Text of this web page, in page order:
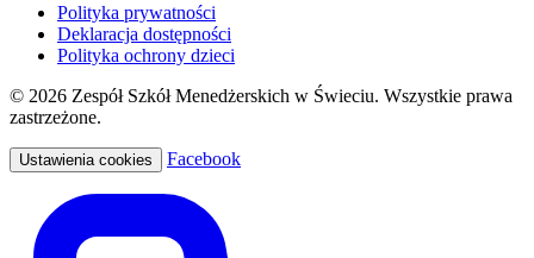
Polityka prywatności
Deklaracja dostępności
Polityka ochrony dzieci
© 2026 Zespół Szkół Menedżerskich w Świeciu. Wszystkie prawa
zastrzeżone.
Ustawienia cookies Facebook